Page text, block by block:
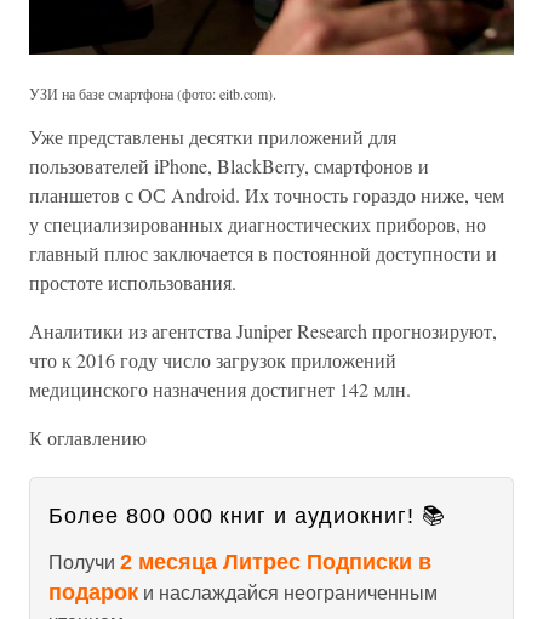
УЗИ на базе смартфона (фото: eitb.com).
Уже представлены десятки приложений для
пользователей iPhone, BlackBerry, смартфонов и
планшетов с ОС Android. Их точность гораздо ниже, чем
у специализированных диагностических приборов, но
главный плюс заключается в постоянной доступности и
простоте использования.
Аналитики из агентства Juniper Research прогнозируют,
что к 2016 году число загрузок приложений
медицинского назначения достигнет 142 млн.
К оглавлению
Более 800 000 книг и аудиокниг! 📚
Получи 2 месяца Литрес Подписки в
подарок и наслаждайся неограниченным